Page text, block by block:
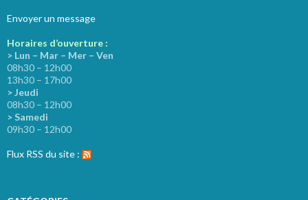
Envoyer un message
Horaires d’ouverture :
> Lun – Mar – Mer – Ven
08h30 – 12h00
13h30 – 17h00
> Jeudi
08h30 – 12h00
> Samedi
09h30 – 12h00
Flux RSS du site :